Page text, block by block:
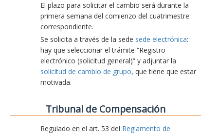
El plazo para solicitar el cambio será durante la
primera semana del comienzo del cuatrimestre
correspondiente.
Se solicita a través de la sede sede electrónica:
hay que seleccionar el trámite “Registro
electrónico (solicitud general)” y adjuntar la
solicitud de cambio de grupo, que tiene que estar
motivada.
Tribunal de Compensación
Regulado en el art. 53 del Reglamento de